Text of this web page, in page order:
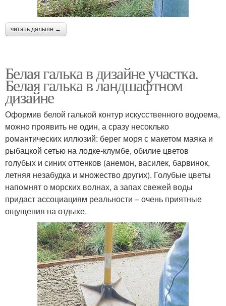
читать дальше →
Белая галька в дизайне участка.
Белая галька в ландшафтном
дизайне
Оформив белой галькой контур искусственного водоема,
можно проявить не один, а сразу несоклько
романтических иллюзий: берег моря с макетом маяка и
рыбацкой сетью на лодке-клумбе, обилие цветов
голубых и синих оттенков (анемон, василек, барвинок,
летняя незабудка и множество других). Голубые цветы
напомнят о морских волнах, а запах свежей воды
придаст ассоциациям реальности – очень приятные
ощущения на отдыхе.